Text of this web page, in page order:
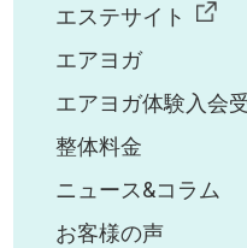
エステサイト
エアヨガ
エアヨガ体験入会
整体料金
ニュース&コラム
お客様の声